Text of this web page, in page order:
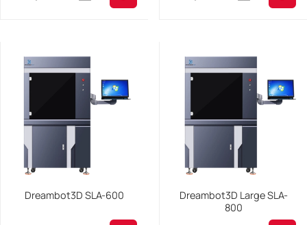
Dreambot3D SLA-600
Dreambot3D Large SLA-
800